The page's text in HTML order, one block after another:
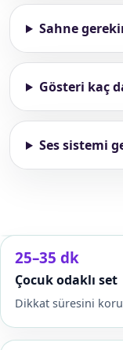
Sahne
Gösteri kaç
Ses sistemi
25–35 dk
Çocuk odaklı set
Dikkat süresini